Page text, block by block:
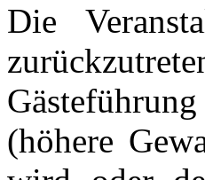
Die
(höhere